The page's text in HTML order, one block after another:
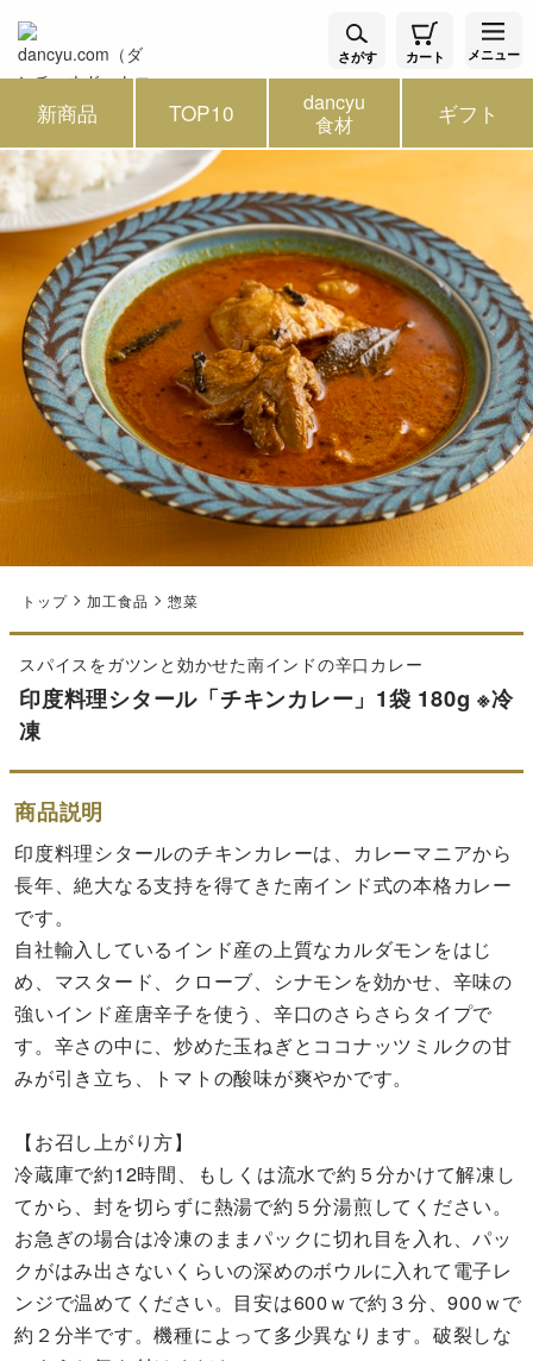
さがす カート メニュー
新商品 TOP10 dancyu
食材 ギフト
トップ 加工食品 惣菜
スパイスをガツンと効かせた南インドの辛口カレー
印度料理シタール「チキンカレー」1袋 180g ※冷
凍
商品説明
印度料理シタールのチキンカレーは、カレーマニアから
長年、絶大なる支持を得てきた南インド式の本格カレー
です。
自社輸入しているインド産の上質なカルダモンをはじ
め、マスタード、クローブ、シナモンを効かせ、辛味の
強いインド産唐辛子を使う、辛口のさらさらタイプで
す。辛さの中に、炒めた玉ねぎとココナッツミルクの甘
みが引き立ち、トマトの酸味が爽やかです。
【お召し上がり方】
冷蔵庫で約12時間、もしくは流水で約５分かけて解凍し
てから、封を切らずに熱湯で約５分湯煎してください。
お急ぎの場合は冷凍のままパックに切れ目を入れ、パッ
クがはみ出さないくらいの深めのボウルに入れて電子レ
ンジで温めてください。目安は600ｗで約３分、900ｗで
約２分半です。機種によって多少異なります。破裂しな